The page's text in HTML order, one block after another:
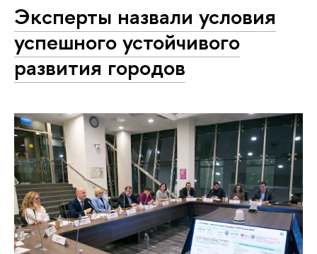
Эксперты назвали условия
успешного устойчивого
развития городов